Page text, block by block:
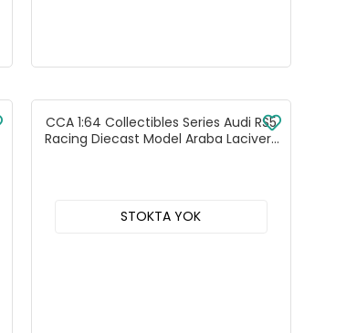
CCA 1:64 Collectibles Series Audi RS5
Racing Diecast Model Araba Lacivert
STOKTA YOK